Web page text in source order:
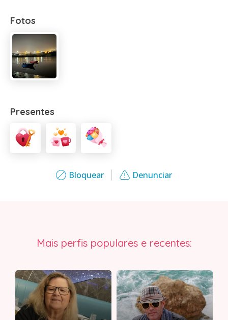
Bloquear Denunciar
Fotos
Presentes
Mais perfis populares e recentes: